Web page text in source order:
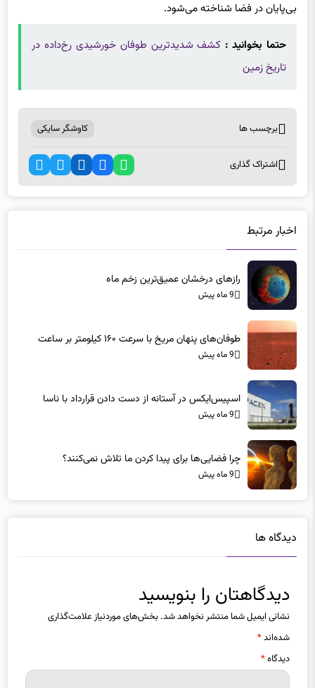
تاریخ زمین
9 ماه پیش
9 ماه پیش
9 ماه پیش
نشانی ایمیل شما منتشر نخواهد شد.بخش‌های موردنیاز علامت‌گذاری
شده‌اند*
دیدگاه*